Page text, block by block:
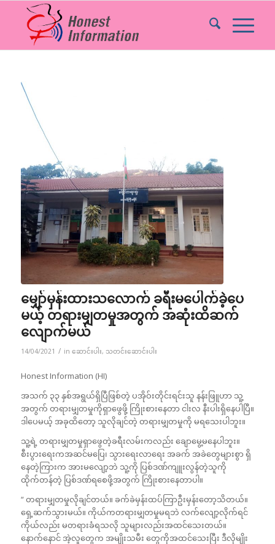
မျှော်မှန်းထားသလောက် ခရီးမပေါက်ခဲ့ပေ
မယ့် တရားမျှတမှုအတွက် အဆုံးထိဆက်
လျောက်မယ်
14/04/2021 / in ဆောင်းပါး, သတင်းဆောင်းပါး
Honest Information (HI)
အသက် ၃၃ နှစ်အရွယ်ရှိပြီဖြစ်တဲ့ ပအိုဝ်းတိုင်းရင်းသူ နန်းဖြူဟာ သူ့
အတွက် တရားမျှတမှုကိုရှာဖွေဖို့ ကြိုးစားနေတာ ငါးလ နီးပါးရှိနေပါပြီ။
ဒါပေမယ့် အခုထိတော့ သူလိုချင်တဲ့ တရားမျှတမှုကို မရသေးပါဘူး။
သူ့ရဲ့ တရားမျှတမှုရှာဖွေတဲ့ခရီးလမ်းကလည်း ချောမွေ့မနေပါဘူး။
စီးပွားရေးကအဆင်မပြေ၊ သွားရေးလာရေး အခက် အခဲတွေများစွာ ရှိ
နေတဲ့ကြားက အားမလျော့ဘဲ သူ့ကို ပြစ်ဒဏ်ကျူးလွန်တဲ့သူကို
ထိုက်တန်တဲ့ ပြစ်ဒဏ်ရစေဖို့အတွက် ကြိုးစားနေတာပါ။
“ တရားမျှတမှုလိုချင်တယ်။ ခက်ခဲမှန်းထပ်ကြာဦးမှန်းတော့သိတယ်။
ရှေ့ဆက်သွားမယ်။ ကိုယ်ကတရားမျှတမှုမရဘဲ လက်လျော့လိုက်ရင်
ကိုယ်လည်း မတရားခံရသလို သူများလည်းအထင်သေးတယ်။
နောက်နောင် အဲ့လူတွေက အမျိုးသမီး တွေကိုအထင်သေးပြီး ဒီလိုမျိုး